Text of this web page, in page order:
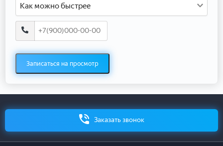
Как можно быстрее
Записаться на просмотр
Заказать звонок